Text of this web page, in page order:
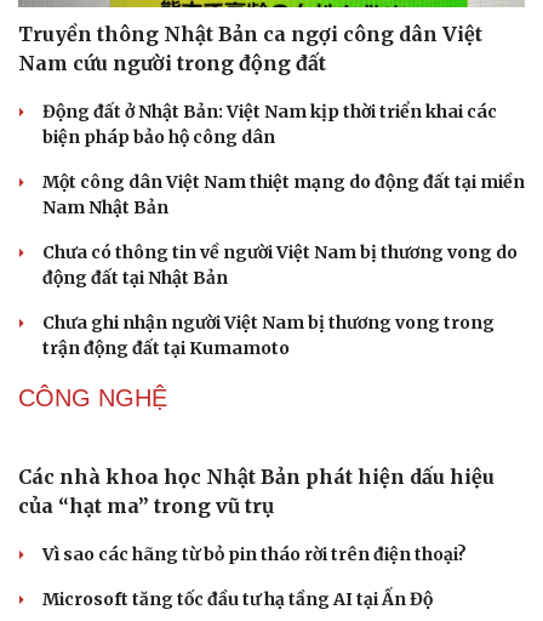
Sức khỏe
Cây thuốc
Nhi khoa
Blog
Tình yêu - Gia đình
Truyền thông Nhật Bản ca ngợi công dân Việt
Nam cứu người trong động đất
Động đất ở Nhật Bản: Việt Nam kịp thời triển khai các
biện pháp bảo hộ công dân
Một công dân Việt Nam thiệt mạng do động đất tại miền
Nam Nhật Bản
Chưa có thông tin về người Việt Nam bị thương vong do
động đất tại Nhật Bản
Chưa ghi nhận người Việt Nam bị thương vong trong
trận động đất tại Kumamoto
CÔNG NGHỆ